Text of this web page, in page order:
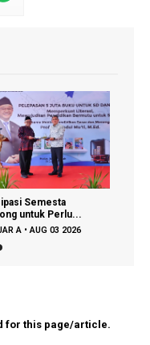
Semesta
untuk Perlu...
A •AUG 03 2026
for this page/article.